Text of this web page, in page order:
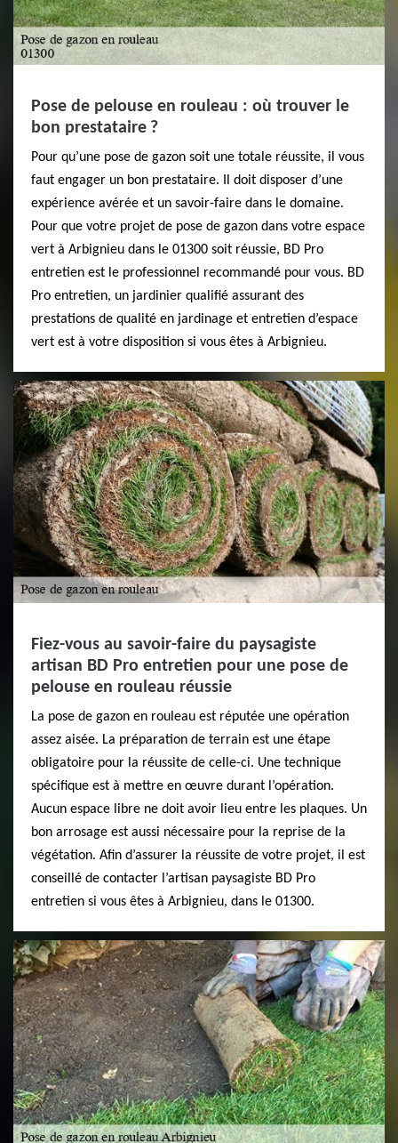
Pose de pelouse en rouleau : où trouver le
bon prestataire ?
Pour qu’une pose de gazon soit une totale réussite, il vous
faut engager un bon prestataire. Il doit disposer d’une
expérience avérée et un savoir-faire dans le domaine.
Pour que votre projet de pose de gazon dans votre espace
vert à Arbignieu dans le 01300 soit réussie, BD Pro
entretien est le professionnel recommandé pour vous. BD
Pro entretien, un jardinier qualifié assurant des
prestations de qualité en jardinage et entretien d’espace
vert est à votre disposition si vous êtes à Arbignieu.
Fiez-vous au savoir-faire du paysagiste
artisan BD Pro entretien pour une pose de
pelouse en rouleau réussie
La pose de gazon en rouleau est réputée une opération
assez aisée. La préparation de terrain est une étape
obligatoire pour la réussite de celle-ci. Une technique
spécifique est à mettre en œuvre durant l’opération.
Aucun espace libre ne doit avoir lieu entre les plaques. Un
bon arrosage est aussi nécessaire pour la reprise de la
végétation. Afin d’assurer la réussite de votre projet, il est
conseillé de contacter l’artisan paysagiste BD Pro
entretien si vous êtes à Arbignieu, dans le 01300.